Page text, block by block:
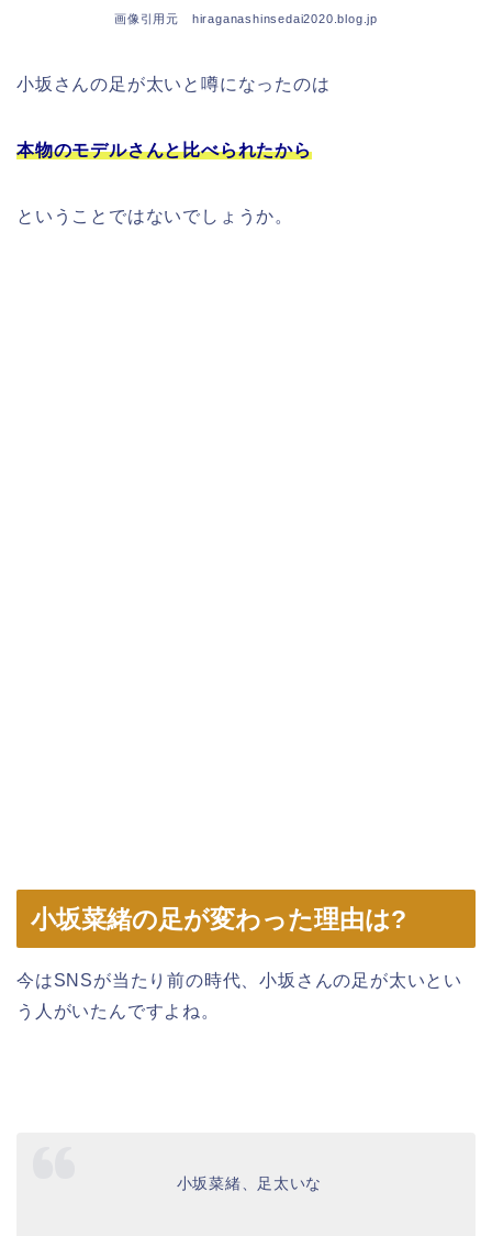
画像引用元 hiraganashinsedai2020.blog.jp
小坂さんの足が太いと噂になったのは
本物のモデルさんと比べられたから
ということではないでしょうか。
小坂菜緒の足が変わった理由は?
今はSNSが当たり前の時代、小坂さんの足が太いとい
う人がいたんですよね。
小坂菜緒、足太いな